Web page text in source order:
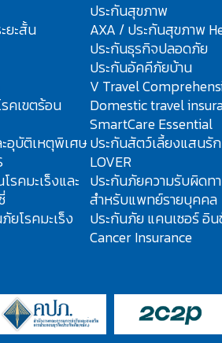
ประกันสุขภาพ
ยะสั้น
AXA / ประกันสุขภาพ
ประกันธุรกิจปลอดภัย
ประกันอัคคีภัยบ้าน
V Travel
คเขตร้อน
Domestic travel
SmartCare Essential
ะอุบัติเหตุพิเศษประกันสัตว์เลี้ยงแสนรั
LOVER
รคมะเร็งและ ประกันภัยความรับผิดท
สำหรับแพทย์รายบุคคล
ยโรคมะเร็ง
ประกันภัย แคนเซอร์ อิ
Cancer Insurance